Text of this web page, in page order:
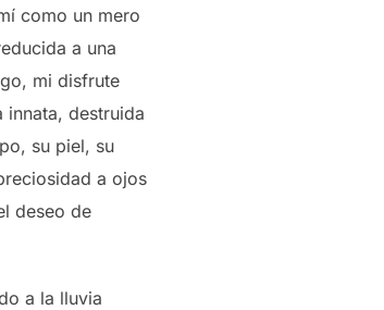
como un mero
a una
mi disfrute
destruida
su piel, su
a ojos
deseo de
a la lluvia